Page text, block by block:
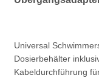
Universal
Dosierbehälter
Kabeldurchführung